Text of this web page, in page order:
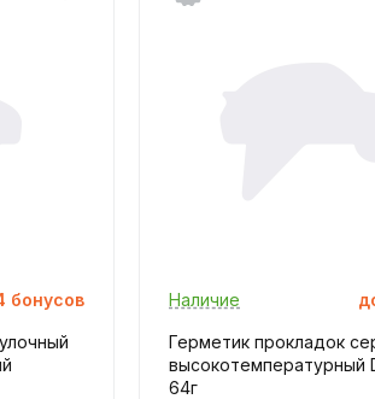
бонусов Наличие
Герметик прокладок
высокотемпературный
64г